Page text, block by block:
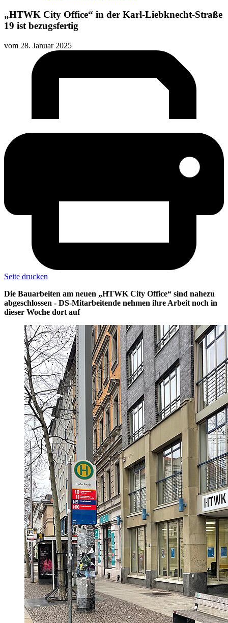
„HTWK City Office“ in der Karl-Liebknecht-Straße
19 ist bezugsfertig
vom 28. Januar 2025
Seite drucken
Die Bauarbeiten am neuen „HTWK City Office“ sind nahezu
abgeschlossen - DS-Mitarbeitende nehmen ihre Arbeit noch in
dieser Woche dort auf